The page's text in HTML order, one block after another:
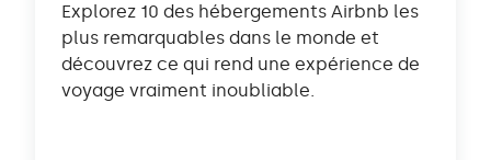
Explorez 10 des hébergements Airbnb les
plus remarquables dans le monde et
découvrez ce qui rend une expérience de
voyage vraiment inoubliable.